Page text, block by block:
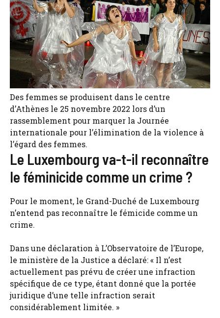
Des femmes se produisent dans le centre
d’Athènes le 25 novembre 2022 lors d’un
rassemblement pour marquer la Journée
internationale pour l’élimination de la violence à
l’égard des femmes.
Le Luxembourg va-t-il reconnaître
le féminicide comme un crime ?
Pour le moment, le Grand-Duché de Luxembourg
n’entend pas reconnaître le fémicide comme un
crime.
Dans une déclaration à L’Observatoire de l’Europe,
le ministère de la Justice a déclaré: « Il n’est
actuellement pas prévu de créer une infraction
spécifique de ce type, étant donné que la portée
juridique d’une telle infraction serait
considérablement limitée. »